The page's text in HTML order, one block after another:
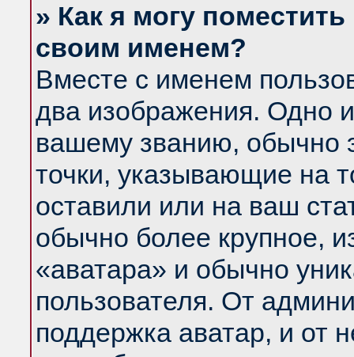
» Как я могу
своим именем?
Вместе с именем
два изображения. Одно
вашему званию, обычно
точки, указывающие на
оставили или на ваш
обычно более крупное,
«аватара» и обычно
пользователя. От
поддержка аватар, и от